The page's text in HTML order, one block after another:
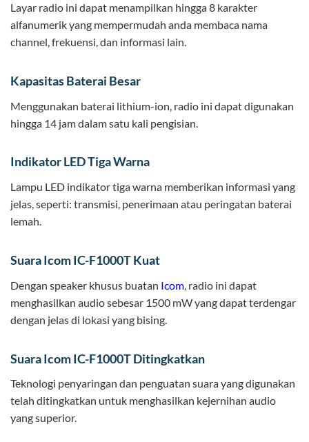
Layar radio ini dapat menampilkan hingga 8 karakter
alfanumerik yang mempermudah anda membaca nama
channel, frekuensi, dan informasi lain.
Kapasitas Baterai Besar
Menggunakan baterai lithium-ion, radio ini dapat digunakan
hingga 14 jam dalam satu kali pengisian.
Indikator LED Tiga Warna
Lampu LED indikator tiga warna memberikan informasi yang
jelas, seperti: transmisi, penerimaan atau peringatan baterai
lemah.
Suara Icom IC-F1000T Kuat
Dengan speaker khusus buatan Icom, radio ini dapat
menghasilkan audio sebesar 1500 mW yang dapat terdengar
dengan jelas di lokasi yang bising.
Suara Icom IC-F1000T Ditingkatkan
Teknologi penyaringan dan penguatan suara yang digunakan
telah ditingkatkan untuk menghasilkan kejernihan audio
yang superior.